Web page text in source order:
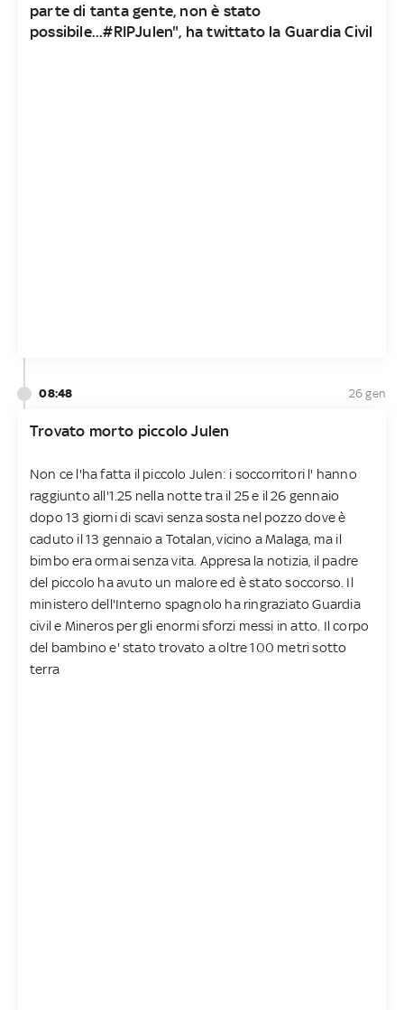
parte di tanta gente, non è stato
possibile...#RIPJulen", ha twittato la Guardia Civil
08:48 26 gen
Trovato morto piccolo Julen
Non ce l'ha fatta il piccolo Julen: i soccorritori l' hanno
raggiunto all'1.25 nella notte tra il 25 e il 26 gennaio
dopo 13 giorni di scavi senza sosta nel pozzo dove è
caduto il 13 gennaio a Totalan, vicino a Malaga, ma il
bimbo era ormai senza vita. Appresa la notizia, il padre
del piccolo ha avuto un malore ed è stato soccorso. Il
ministero dell'Interno spagnolo ha ringraziato Guardia
civil e Mineros per gli enormi sforzi messi in atto. Il corpo
del bambino e' stato trovato a oltre 100 metri sotto
terra